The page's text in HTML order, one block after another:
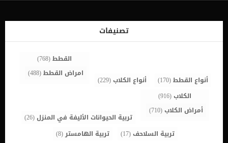
تصنيفات
أنواع القطط(170) أنواع الكلاب(229)
القطط(768)
امراض القطط(488)
الكلاب(916)
أمراض الكلاب(710)
تربية الحيوانات الأليفة في المنزل(26)
تربية السلاحف(17) تربية الهامستر(8)